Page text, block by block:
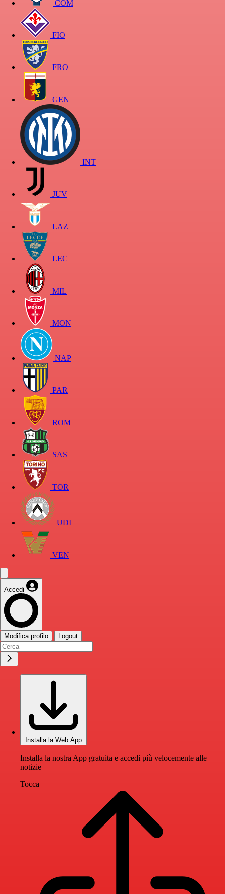
COM
FIO
FRO
GEN
INT
JUV
LAZ
LEC
MIL
MON
NAP
PAR
ROM
SAS
TOR
UDI
VEN
Accedi
Modifica profilo Logout
Installa la Web App
Installa la nostra App gratuita e accedi più velocemente alle
notizie
Tocca